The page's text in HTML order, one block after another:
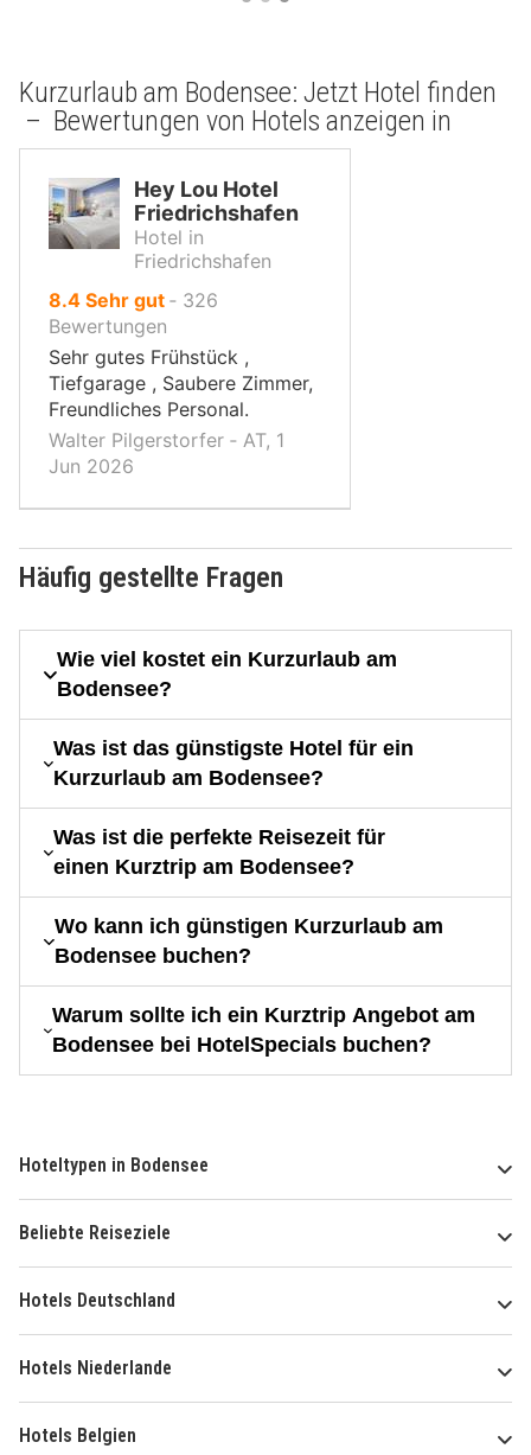
Kurzurlaub am Bodensee: Jetzt Hotel finden
– Bewertungen von Hotels anzeigen in
Hey Lou Hotel
Friedrichshafen
Hotel in
Friedrichshafen
8.4von
10,
Sehr gut ‐ 326
Bewertungen
Sehr gutes Frühstück ,
Tiefgarage , Saubere Zimmer,
Freundliches Personal.
Walter Pilgerstorfer ‐ AT, 1
Jun 2026
Häufig gestellte Fragen
Wie viel kostet ein Kurzurlaub am
Bodensee?
Was ist das günstigste Hotel für ein
Kurzurlaub am Bodensee?
Was ist die perfekte Reisezeit für
einen Kurztrip am Bodensee?
Wo kann ich günstigen Kurzurlaub am
Bodensee buchen?
Warum sollte ich ein Kurztrip Angebot am
Bodensee bei HotelSpecials buchen?
Hoteltypen in Bodensee
Beliebte Reiseziele
Hotels Deutschland
Hotels Niederlande
Hotels Belgien